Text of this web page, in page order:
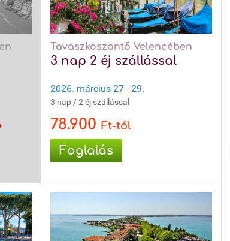
Tavaszköszöntő Velencében
3 nap 2 éj szállással
2026. március 27 - 29.
3 nap / 2 éj szállással
78.900 Ft-tól
Foglalás